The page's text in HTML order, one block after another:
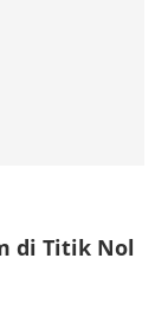
di Titik Nol